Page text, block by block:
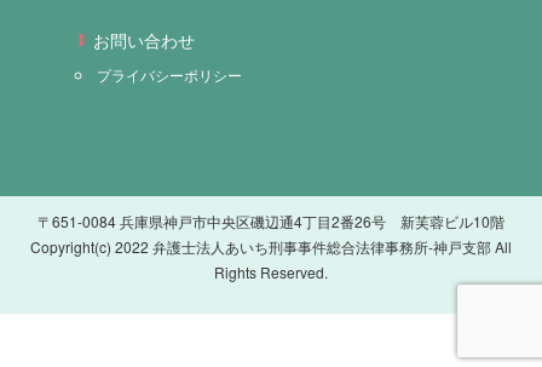
お問い合わせ
プライバシーポリシー
〒651-0084 兵庫県神戸市中央区磯辺通4丁目2番26号 新芙蓉ビル10階
Copyright(c) 2022 弁護士法人あいち刑事事件総合法律事務所-神戸支部 All
Rights Reserved.